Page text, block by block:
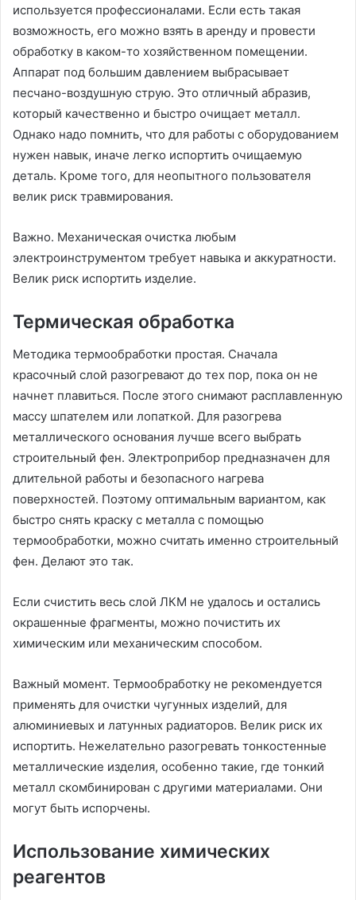
используется профессионалами. Если есть такая
возможность, его можно взять в аренду и провести
обработку в каком-то хозяйственном помещении.
Аппарат под большим давлением выбрасывает
песчано-воздушную струю. Это отличный абразив,
который качественно и быстро очищает металл.
Однако надо помнить, что для работы с оборудованием
нужен навык, иначе легко испортить очищаемую
деталь. Кроме того, для неопытного пользователя
велик риск травмирования.
Важно. Механическая очистка любым
электроинструментом требует навыка и аккуратности.
Велик риск испортить изделие.
Термическая обработка
Методика термообработки простая. Сначала
красочный слой разогревают до тех пор, пока он не
начнет плавиться. После этого снимают расплавленную
массу шпателем или лопаткой. Для разогрева
металлического основания лучше всего выбрать
строительный фен. Электроприбор предназначен для
длительной работы и безопасного нагрева
поверхностей. Поэтому оптимальным вариантом, как
быстро снять краску с металла с помощью
термообработки, можно считать именно строительный
фен. Делают это так.
Если счистить весь слой ЛКМ не удалось и остались
окрашенные фрагменты, можно почистить их
химическим или механическим способом.
Важный момент. Термообработку не рекомендуется
применять для очистки чугунных изделий, для
алюминиевых и латунных радиаторов. Велик риск их
испортить. Нежелательно разогревать тонкостенные
металлические изделия, особенно такие, где тонкий
металл скомбинирован с другими материалами. Они
могут быть испорчены.
Использование химических
реагентов